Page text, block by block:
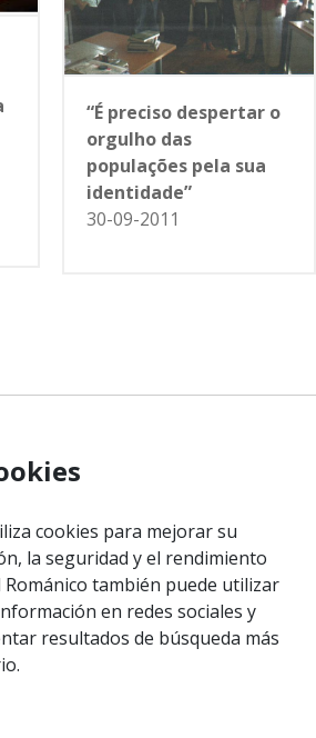
“É preciso despertar o
orgulho das
populações pela sua
identidade”
30-09-2011
Mapa de la Página
Ficha Técnica
Política de Privacidad
Términos y
Contactos
cookies para mejorar su
la seguridad y el rendimiento
Románico también puede utilizar
en redes sociales y
resultados de búsqueda más